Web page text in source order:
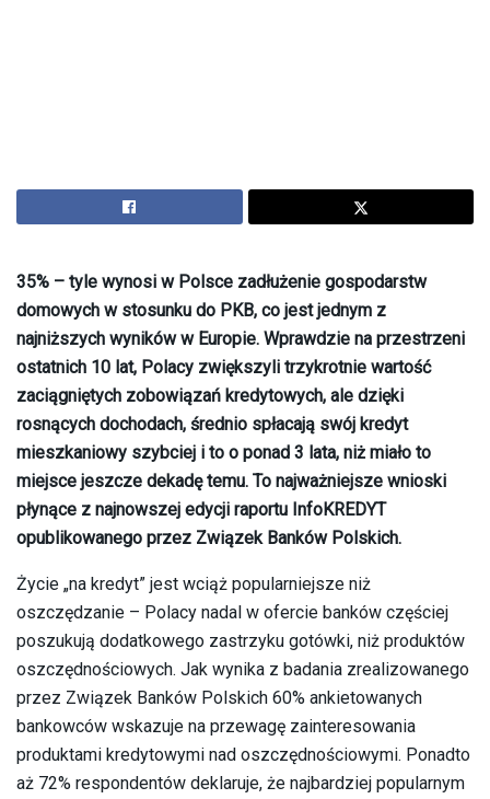
35% – tyle wynosi w Polsce zadłużenie gospodarstw
domowych w stosunku do PKB, co jest jednym z
najniższych wyników w Europie. Wprawdzie na przestrzeni
ostatnich 10 lat, Polacy zwiększyli trzykrotnie wartość
zaciągniętych zobowiązań kredytowych, ale dzięki
rosnących dochodach, średnio spłacają swój kredyt
mieszkaniowy szybciej i to o ponad 3 lata, niż miało to
miejsce jeszcze dekadę temu. To najważniejsze wnioski
płynące z najnowszej edycji raportu InfoKREDYT
opublikowanego przez Związek Banków Polskich.
Życie „na kredyt” jest wciąż popularniejsze niż
oszczędzanie – Polacy nadal w ofercie banków częściej
poszukują dodatkowego zastrzyku gotówki, niż produktów
oszczędnościowych. Jak wynika z badania zrealizowanego
przez Związek Banków Polskich 60% ankietowanych
bankowców wskazuje na przewagę zainteresowania
produktami kredytowymi nad oszczędnościowymi. Ponadto
aż 72% respondentów deklaruje, że najbardziej popularnym